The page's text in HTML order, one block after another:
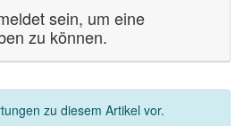
sein, um eine
zu können.
zu diesem Artikel vor.